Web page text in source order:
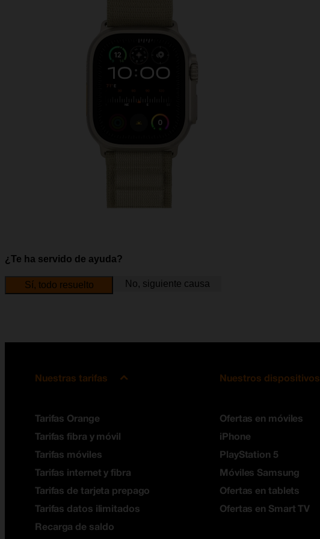
¿Te ha servido de ayuda?
Sí, todo resuelto No, siguiente causa
Nuestras tarifas
Tarifas Orange
Tarifas fibra y móvil
Tarifas móviles
Tarifas internet y fibra
Tarifas de tarjeta prepago
Tarifas datos ilimitados
Recarga de saldo
Nuestros dispositivos
Ofertas en móviles
iPhone
PlayStation 5
Móviles Samsung
Ofertas en tablets
Ofertas en Smart TV